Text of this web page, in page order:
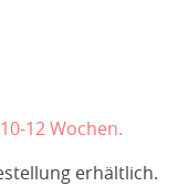
12 Wochen.
erhältlich.